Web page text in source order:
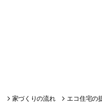
家づくりの流れ エコ住宅の